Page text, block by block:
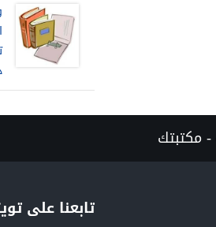
- مكتبتك
تابعنا على